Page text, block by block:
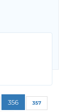
356 357